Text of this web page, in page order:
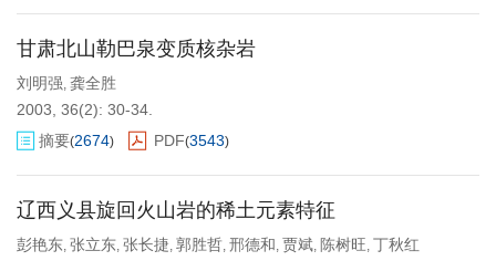
甘肃北山勒巴泉变质核杂岩
刘明强, 龚全胜
2003, 36(2): 30-34.
摘要(2674) PDF(3543)
辽西义县旋回火山岩的稀土元素特征
彭艳东, 张立东, 张长捷, 郭胜哲, 邢德和, 贾斌, 陈树旺, 丁秋红